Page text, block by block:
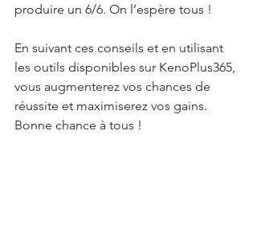
produire un 6/6. On l’espère tous !
En suivant ces conseils et en utilisant
les outils disponibles sur KenoPlus365,
vous augmenterez vos chances de
réussite et maximiserez vos gains.
Bonne chance à tous !